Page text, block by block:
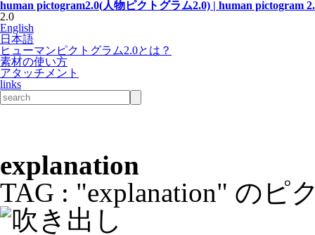
human pictogram2.0(人物ピクトグラム2.0) | human pictogram
2.0
English
日本語
ヒューマンピクトグラム2.0とは？
素材の使い方
アタッチメント
links
explanation
TAG : "explanation" のピ